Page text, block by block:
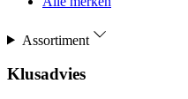
Assortiment
Klusadvies